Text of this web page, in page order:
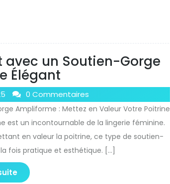
avec un Soutien-Gorge
Élégant
0 Commentaires
Ampliforme : Mettez en Valeur Votre Poitrine
est un incontournable de la lingerie féminine.
en valeur la poitrine, ce type de soutien-
fois pratique et esthétique. […]